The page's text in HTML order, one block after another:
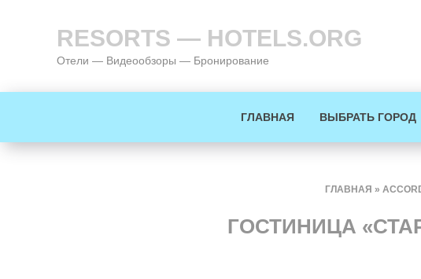
RESORTS — HOTELS.ORG
Отели — Видеообзоры — Бронирование
ГЛАВНАЯ ВЫБРАТЬ ГОРОД
ГЛАВНАЯ »
ГОСТИНИЦА